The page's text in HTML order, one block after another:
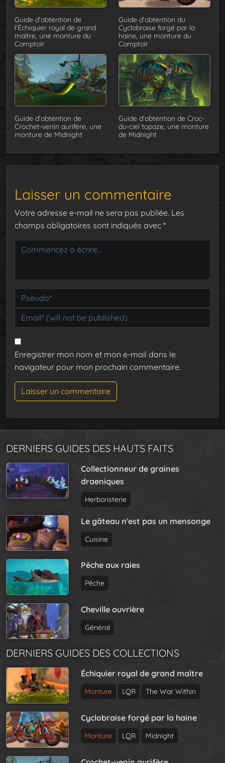
Guide d’obtention de
l’Échiquier royal de grand
maître, une monture du
Comptoir
Guide d’obtention du
Cyclobraise forgé par la
haine, une monture du
Comptoir
Guide d’obtention de
Crochet-venin aurifère, une
monture de Midnight
Guide d’obtention de Croc-
du-ciel topaze, une monture
de Midnight
Laisser un commentaire
Votre adresse e-mail ne sera pas publiée. Les
champs obligatoires sont indiqués avec *
Enregistrer mon nom et mon e-mail dans le
navigateur pour mon prochain commentaire.
DERNIERS GUIDES DES HAUTS FAITS
Collectionneur de graines
draeniques
Herboristerie
Le gâteau n'est pas un mensonge
Cuisine
Pêche aux raies
Pêche
Cheville ouvrière
Général
DERNIERS GUIDES DES COLLECTIONS
Échiquier royal de grand maître
Monture LQR The War Within
Cyclobraise forgé par la haine
Monture LQR Midnight